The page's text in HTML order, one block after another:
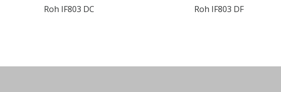
Roh IF803 DC Roh IF803 DF